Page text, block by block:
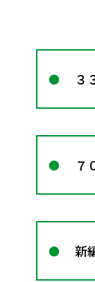
３
７
新